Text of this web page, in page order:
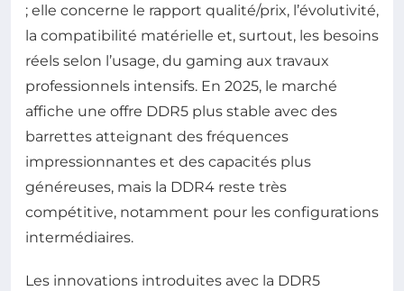
; elle concerne le rapport qualité/prix, l’évolutivité,
la compatibilité matérielle et, surtout, les besoins
réels selon l’usage, du gaming aux travaux
professionnels intensifs. En 2025, le marché
affiche une offre DDR5 plus stable avec des
barrettes atteignant des fréquences
impressionnantes et des capacités plus
généreuses, mais la DDR4 reste très
compétitive, notamment pour les configurations
intermédiaires.
Les innovations introduites avec la DDR5